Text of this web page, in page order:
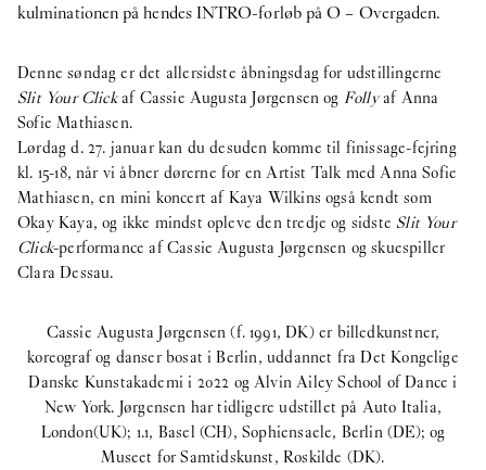
kulminationen på hendes INTRO-forløb på O – Overgaden.
Denne søndag er det allersidste åbningsdag for udstillingerne
Slit Your Clickaf Cassie Augusta Jørgensen og Follyaf Anna
Sofie Mathiasen.
Lørdag d. 27. januar kan du desuden komme til finissage-fejring
kl. 15-18, når vi åbner dørerne for en Artist Talk med Anna Sofie
Mathiasen, en mini koncert af Kaya Wilkins også kendt som
Okay Kaya, og ikke mindst opleve den tredje og sidste Slit Your
Click-performance af Cassie Augusta Jørgensen og skuespiller
Clara Dessau.
Cassie Augusta Jørgensen (f. 1991, DK) er billedkunstner,
koreograf og danser bosat i Berlin, uddannet fra Det Kongelige
Danske Kunstakademi i 2022 og Alvin Ailey School of Dance i
New York. Jørgensen har tidligere udstillet på Auto Italia,
London(UK); 1.1, Basel (CH), Sophiensaele, Berlin (DE); og
Museet for Samtidskunst, Roskilde (DK).